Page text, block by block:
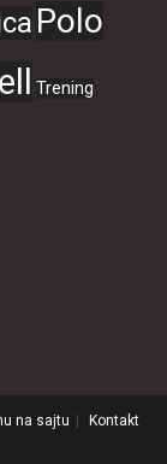
Polo
Trening
na sajtu Kontakt